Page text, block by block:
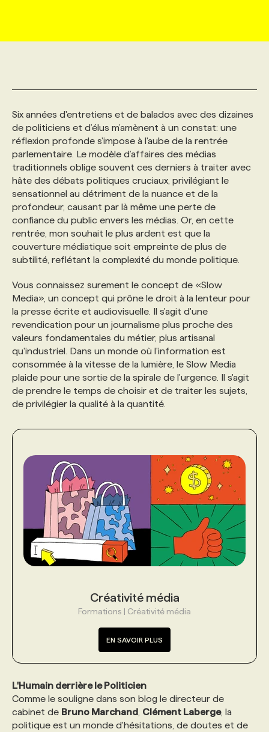
PRIX ET DISTINCTIONS
TENDANCES
GEO/SEO
ÉVÉNEMENTIEL
NOS AUTEUR‧RICES
FAQ
ANNONCEZ AVEC NOUS
FORMATIONS PERSONNALISÉES
NOS FORMATEUR‧RICES
POURQUOI CHOISIR NOS FORMATIONS
NOS TARIFS
PROGRAMMES DE SUBVENTIONS
FAQ
ANNONCEZ AVEC NOUS
NOS TARIFS
NOS EXPERTISES
FAQ
ANNONCEZ AVEC NOUS
Six années d'entretiens et de balados avec des dizaines
de politiciens et d’élus m’amènent à un constat: une
réflexion profonde s'impose à l'aube de la rentrée
parlementaire. Le modèle d’affaires des médias
traditionnels oblige souvent ces derniers à traiter avec
hâte des débats politiques cruciaux, privilégiant le
sensationnel au détriment de la nuance et de la
profondeur, causant par là même une perte de
confiance du public envers les médias. Or, en cette
rentrée, mon souhait le plus ardent est que la
couverture médiatique soit empreinte de plus de
subtilité, reflétant la complexité du monde politique.
Vous connaissez surement le concept de «Slow
Media», un concept qui prône le droit à la lenteur pour
la presse écrite et audiovisuelle. Il s'agit d'une
revendication pour un journalisme plus proche des
valeurs fondamentales du métier, plus artisanal
qu'industriel. Dans un monde où l'information est
consommée à la vitesse de la lumière, le Slow Media
plaide pour une sortie de la spirale de l'urgence. Il s'agit
de prendre le temps de choisir et de traiter les sujets,
de privilégier la qualité à la quantité.
Créativité média
Formations | Créativité média
EN SAVOIR PLUS
L'Humain derrière le Politicien
Comme le souligne dans son blog le directeur de
cabinet de Bruno Marchand Clément Laberge, la
politique est un monde d'hésitations, de doutes et de